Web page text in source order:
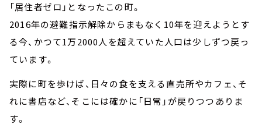
「居住者ゼロ」となったこの町。
2016年の避難指示解除からまもなく10年を迎えようとす
る今、かつて1万2000人を超えていた人口は少しずつ戻っ
ています。
実際に町を歩けば、日々の食を支える直売所やカフェ、そ
れに書店など、そこには確かに「日常」が戻りつつありま
す。